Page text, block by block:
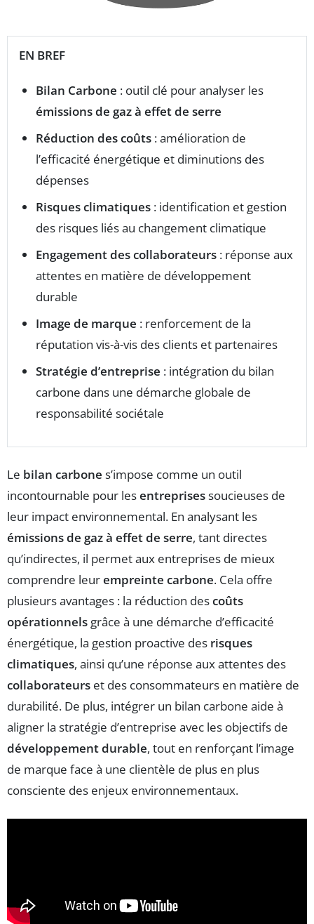
EN BREF
Bilan Carbone : outil clé pour analyser les
émissions de gaz à effet de serre
Réduction des coûts : amélioration de
l’efficacité énergétique et diminutions des
dépenses
Risques climatiques : identification et gestion
des risques liés au changement climatique
Engagement des collaborateurs : réponse aux
attentes en matière de développement
durable
Image de marque : renforcement de la
réputation vis-à-vis des clients et partenaires
Stratégie d’entreprise : intégration du bilan
carbone dans une démarche globale de
responsabilité sociétale
Le bilan carbone s’impose comme un outil
incontournable pour lesentreprisessoucieuses de
leur impact environnemental. En analysant les
émissions de gaz à effet de serre, tant directes
qu’indirectes, il permet aux entreprises de mieux
comprendre leurempreinte carbone. Cela offre
plusieurs avantages : la réduction descoûts
opérationnels grâce à une démarche d’efficacité
énergétique, la gestion proactive des risques
climatiques, ainsi qu’une réponse aux attentes des
collaborateurs et des consommateurs en matière de
durabilité. De plus, intégrer un bilan carbone aide à
aligner la stratégie d’entreprise avec les objectifs de
développement durable, tout en renforçant l’image
de marque face à une clientèle de plus en plus
consciente des enjeux environnementaux.